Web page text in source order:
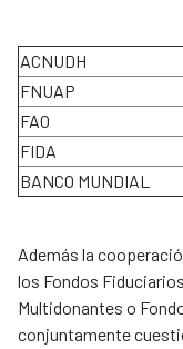
ACNUDH
FNUAP
FAO
FIDA
BANCO MUNDIAL
Además la
los Fondos
Multidonantes o
conjuntamente